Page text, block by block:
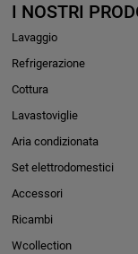
I NOSTRI
Lavaggio
Refrigerazione
Cottura
Lavastoviglie
Aria condizionata
Set elettrodomestici
Accessori
Ricambi
Wcollection